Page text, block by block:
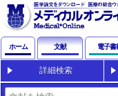
ホーム 文献 電子書
詳細検索